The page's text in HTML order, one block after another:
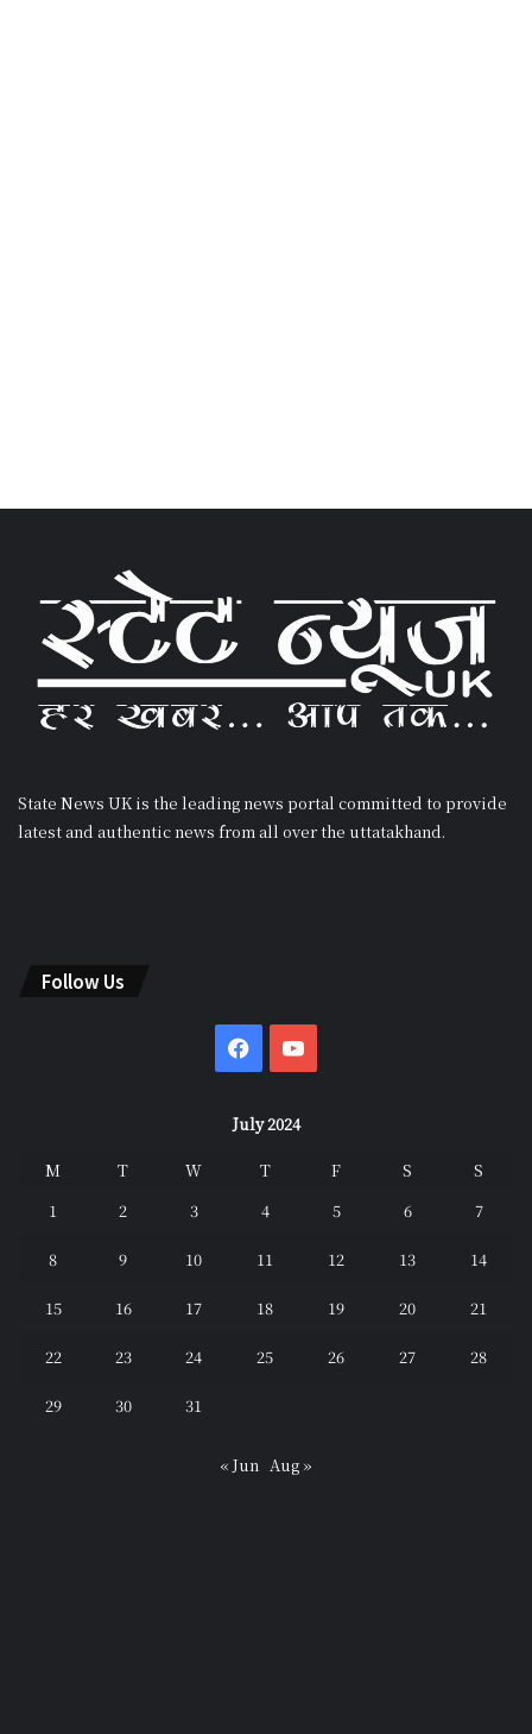
State News UK is the leading news portal committed to provide
latest and authentic news from all over the uttatakhand.
Follow Us
Facebook
July 2024
M T W T F S
S
1
2 3 4 5 6 7
8 9 10 11 12 13 14
15 16 17 18 19 20 21
22 23 24 25 26 27 28
29 30 31
« Jun Aug »